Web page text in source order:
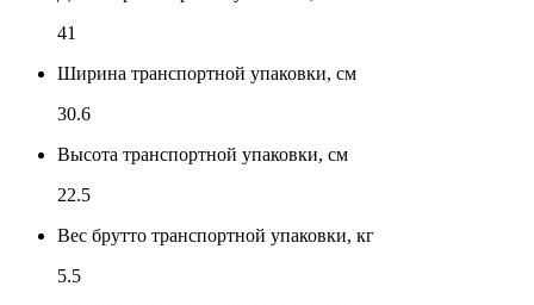
41
Ширина транспортной упаковки, см
30.6
Высота транспортной упаковки, см
22.5
Вес брутто транспортной упаковки, кг
5.5